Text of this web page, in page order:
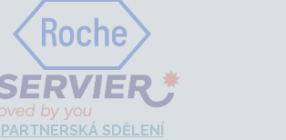
PARTNERSKÁ SDĚLENÍ